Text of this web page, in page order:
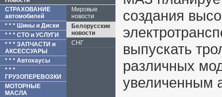
СТРАХОВАНИЕ
автомобилей
* * * Шины и Диски
* * * СТО и УСЛУГИ
* * * ЗАПЧАСТИ и
АКСЕССУАРЫ
* * * Автохаусы
* * *
ГРУЗОПЕРЕВОЗКИ
МОТОРНЫЕ
МАСЛА
Мировые
новости
Белорусские
новости
СНГ
создания
выпускать
различных
увеличенным